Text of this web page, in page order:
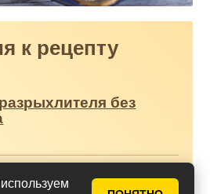
к рецепту
без